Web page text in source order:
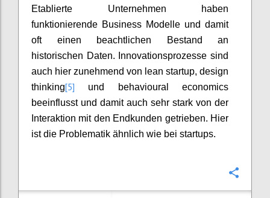
Etablierte Unternehmen haben
funktionierende Business Modelle und damit
oft einen beachtlichen Bestand an
historischen Daten. Innovationsprozesse sind
auch hier zunehmend von lean startup, design
thinking[5] und behavioural economics
beeinflusst und damit auch sehr stark von der
Interaktion mit den Endkunden getrieben. Hier
ist die Problematik ähnlich wie bei startups.